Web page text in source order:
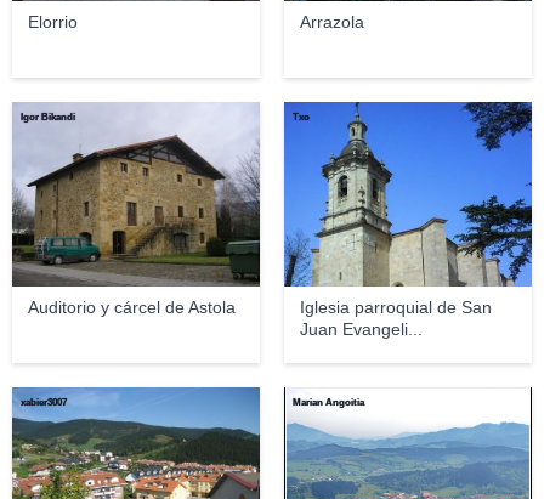
Elorrio Arrazola
Auditorio y cárcel de Astola
Igor Bikandi
Iglesia parroquial de San
Juan Evangeli...
Txo
xabier3007 Marian Angoitia